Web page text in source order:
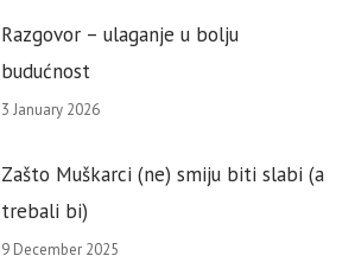
Razgovor – ulaganje u bolju
budućnost
3 January 2026
Zašto Muškarci (ne) smiju biti slabi (a
trebali bi)
9 December 2025